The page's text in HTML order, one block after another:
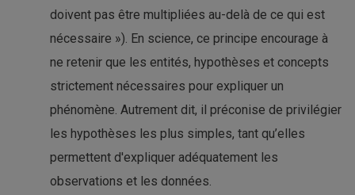
doivent pas être multipliées au-delà de ce qui est
nécessaire »). En science, ce principe encourage à
ne retenir que les entités, hypothèses et concepts
strictement nécessaires pour expliquer un
phénomène. Autrement dit, il préconise de privilégier
les hypothèses les plus simples, tant qu’elles
permettent d'expliquer adéquatement les
observations et les données.